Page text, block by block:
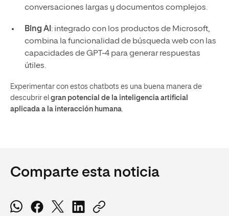
conversaciones largas y documentos complejos.
Bing AI : integrado con los productos de Microsoft,
combina la funcionalidad de búsqueda web con las
capacidades de GPT-4 para generar respuestas
útiles.
Experimentar con estos chatbots es una buena manera de
descubrir el gran potencial de la inteligencia artificial
aplicada a la interacción humana
Comparte esta noticia